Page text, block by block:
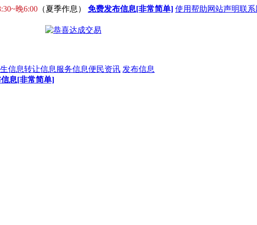
晚6:00 （夏季作息） 免费发布信息[非常简单] 使用帮助网站声明联
信息转让信息 服务信息便民资讯 发布信息
息[非常简单]